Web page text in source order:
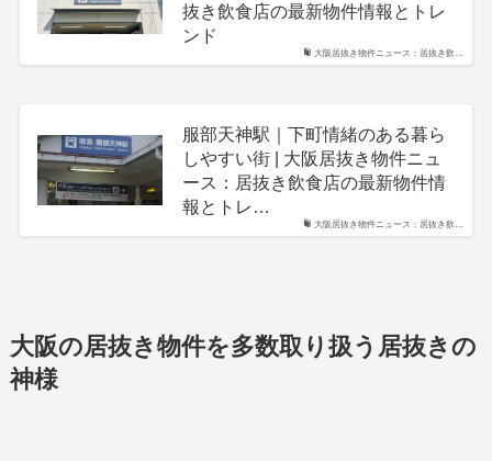
大阪居抜き物件ニュース：居抜き飲…
抜き飲食店の最新物件情報とトレ
ンド
大阪居抜き物件ニュース：居抜き飲…
服部天神駅｜下町情緒のある暮ら
しやすい街 | 大阪居抜き物件ニュ
ース：居抜き飲食店の最新物件情
報とトレ…
大阪の居抜き物件を多数取り扱う居抜きの
神様